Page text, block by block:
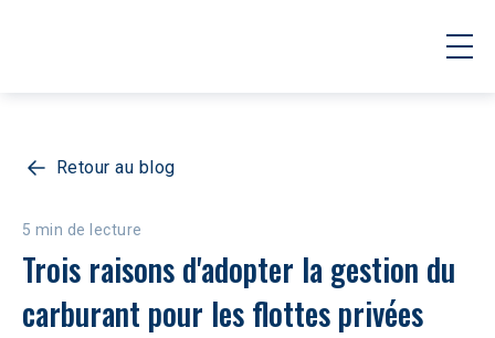
Retour au blog
5 min de lecture
Trois raisons d'adopter la gestion du
carburant pour les flottes privées